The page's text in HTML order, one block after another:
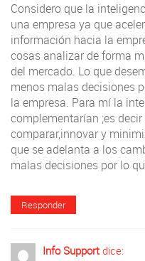
Considero que la
una empresa ya que
información hacia la
cosas analizar de forma
del mercado. Lo que
menos malas decisiones
la empresa. Para mí la
complementarían ;es
comparar,innovar y
que se adelanta a los
malas decisiones por lo
Responder
Info Support dice: